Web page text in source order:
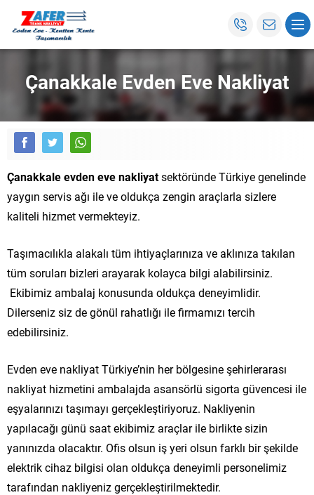
Çanakkale Evden Eve Nakliyat
Çanakkale evden eve nakliyatsektöründe Türkiye genelinde
yaygın servis ağı ile ve oldukça zengin araçlarla sizlere
kaliteli hizmet vermekteyiz.
Taşımacılıkla alakalı tüm ihtiyaçlarınıza ve aklınıza takılan
tüm soruları bizleri arayarak kolayca bilgi alabilirsiniz.
Ekibimiz ambalaj konusunda oldukça deneyimlidir.
Dilerseniz siz de gönül rahatlığı ile firmamızı tercih
edebilirsiniz.
Evden eve nakliyat Türkiye’nin her bölgesine şehirlerarası
nakliyat hizmetini ambalajda asansörlü sigorta güvencesi ile
eşyalarınızı taşımayı gerçekleştiriyoruz. Nakliyenin
yapılacağı günü saat ekibimiz araçlar ile birlikte sizin
yanınızda olacaktır. Ofis olsun iş yeri olsun farklı bir şekilde
elektrik cihaz bilgisi olan oldukça deneyimli personelimiz
tarafından nakliyeniz gerçekleştirilmektedir.